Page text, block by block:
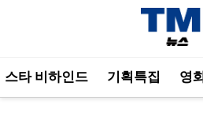
스타 비하인드 기획특집 영